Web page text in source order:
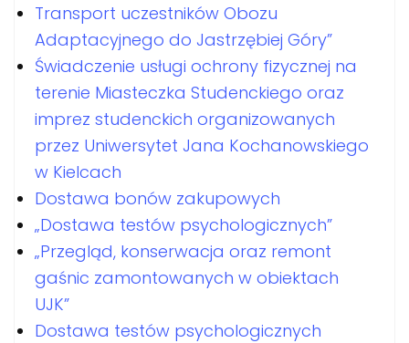
Transport uczestników Obozu
Adaptacyjnego do Jastrzębiej Góry”
Świadczenie usługi ochrony fizycznej na
terenie Miasteczka Studenckiego oraz
imprez studenckich organizowanych
przez Uniwersytet Jana Kochanowskiego
w Kielcach
Dostawa bonów zakupowych
„Dostawa testów psychologicznych”
„Przegląd, konserwacja oraz remont
gaśnic zamontowanych w obiektach
UJK”
Dostawa testów psychologicznych